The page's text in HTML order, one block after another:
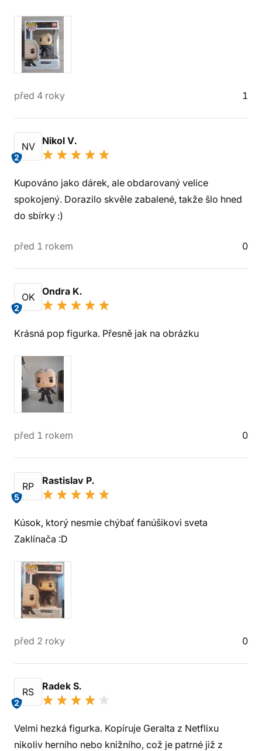
před 4 roky 1
NV
2
Nikol V.
Kupováno jako dárek, ale obdarovaný velice
spokojený. Dorazilo skvěle zabalené, takže šlo hned
do sbírky :)
před 1 rokem 0
OK
2
Ondra K.
Krásná pop figurka. Přesně jak na obrázku
před 1 rokem 0
RP
5
Rastislav P.
Kúsok, ktorý nesmie chýbať fanúšikovi sveta
Zaklínača :D
před 2 roky 0
RS
2
Radek S.
Velmi hezká figurka. Kopíruje Geralta z Netflixu
nikoliv herního nebo knižního, což je patrné již z